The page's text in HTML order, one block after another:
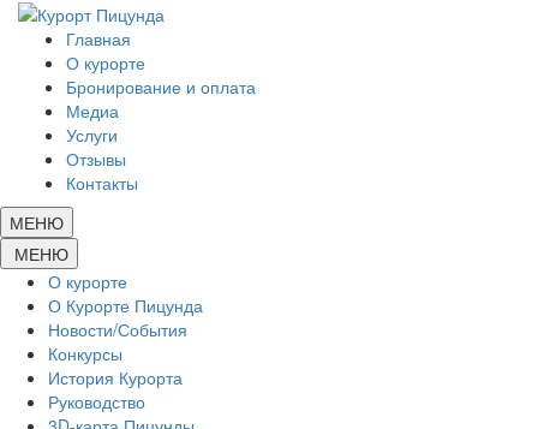
Главная
О курорте
Бронирование и оплата
Медиа
Услуги
Отзывы
Контакты
МЕНЮ
МЕНЮ
О курорте
О Курорте Пицунда
Новости/События
Конкурсы
История Курорта
Руководство